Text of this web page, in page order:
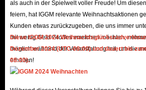
als auch in der Spielwelt voller Freude! Um
feiern, hat IGGM relevante Weihnachtsaktionen
Kunden etwas zurückzugeben, die uns immer
mit wenig Geld Großes erreichen möchten,
möglich während der Veranstaltung teil, um die
erhalten!
Diese IGGM 2024
Dezember 2024 (UTC-08:00) und dauert bis
08:00).